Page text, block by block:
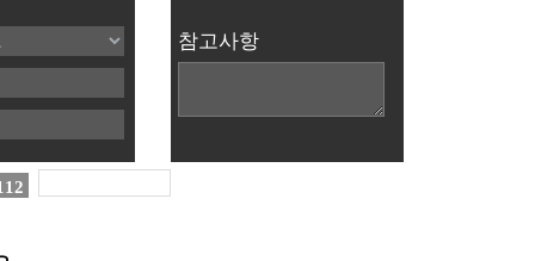
참고사항